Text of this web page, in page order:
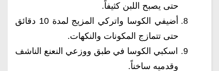
حتى يصبح اللبن كثيفاً.
أضيفي الكوسا واتركي المزيج لمدة 10 دقائق
حتى تتمازج المكونات والنكهات.
اسكبي الكوسا في طبق ووزعي النعنع الناشف
وقدميه ساخناً.